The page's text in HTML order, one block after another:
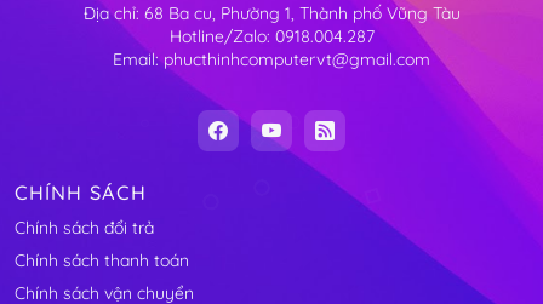
Địa chỉ: 68 Ba cu, Phường 1, Thành phố Vũng Tàu
Hotline/Zalo: 0918.004.287
Email: phucthinhcomputervt@gmail.com
CHÍNH SÁCH
Chính sách đổi trả
Chính sách thanh toán
Chính sách vận chuyển